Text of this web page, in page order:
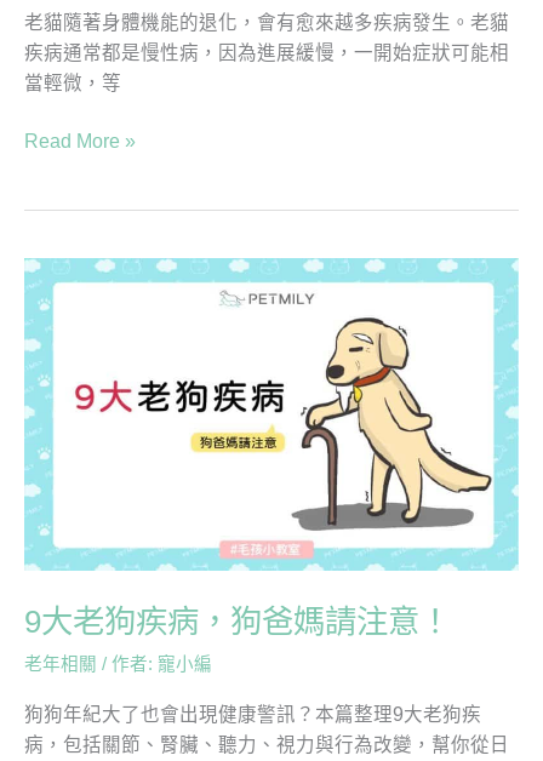
老貓隨著身體機能的退化，會有愈來越多疾病發生。老貓
疾病通常都是慢性病，因為進展緩慢，一開始症狀可能相
當輕微，等
Read More »
9大老狗疾病，狗爸媽請注意！
老年相關 / 作者: 寵小編
狗狗年紀大了也會出現健康警訊？本篇整理9大老狗疾
病，包括關節、腎臟、聽力、視力與行為改變，幫你從日
9
大
狗
疾
病，
狗
爸
媽
請
注
意！